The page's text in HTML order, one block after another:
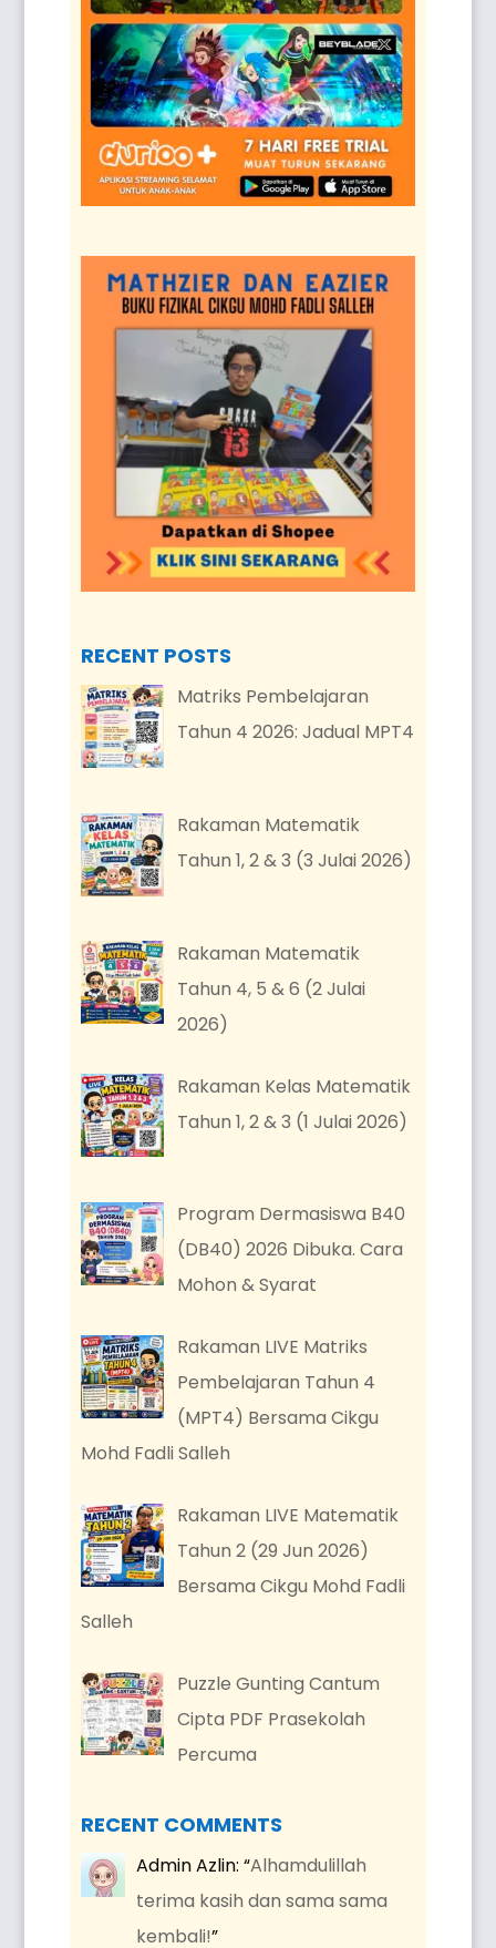
RECENT POSTS
Matriks Pembelajaran
Tahun 4 2026: Jadual MPT4
Rakaman Matematik
Tahun 1, 2 & 3 (3 Julai 2026)
Rakaman Matematik
Tahun 4, 5 & 6 (2 Julai
2026)
Rakaman Kelas Matematik
Tahun 1, 2 & 3 (1 Julai 2026)
Program Dermasiswa B40
(DB40) 2026 Dibuka. Cara
Mohon & Syarat
Rakaman LIVE Matriks
Pembelajaran Tahun 4
(MPT4) Bersama Cikgu
Mohd Fadli Salleh
Rakaman LIVE Matematik
Tahun 2 (29 Jun 2026)
Bersama Cikgu Mohd Fadli
Salleh
Puzzle Gunting Cantum
Cipta PDF Prasekolah
Percuma
RECENT COMMENTS
Admin Azlin: “Alhamdulillah
terima kasih dan sama sama
kembali!”